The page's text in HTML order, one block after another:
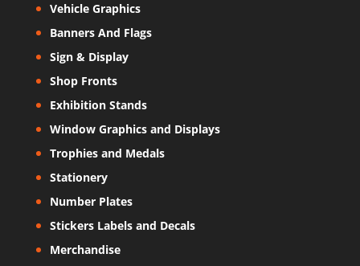
Vehicle Graphics
Banners And Flags
Sign & Display
Shop Fronts
Exhibition Stands
Window Graphics and Displays
Trophies and Medals
Stationery
Number Plates
Stickers Labels and Decals
Merchandise